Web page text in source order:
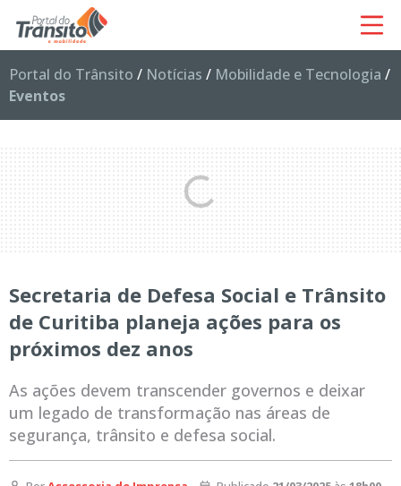
Portal do Trânsito / Notícias / Mobilidade e Tecnologia /
Eventos
Secretaria de Defesa Social e Trânsito
de Curitiba planeja ações para os
próximos dez anos
As ações devem transcender governos e deixar
um legado de transformação nas áreas de
segurança, trânsito e defesa social.